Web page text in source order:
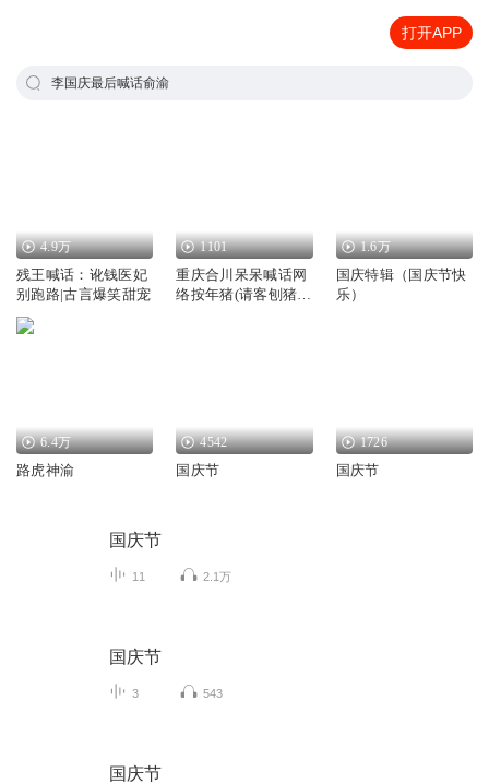
打开APP
李国庆最后喊话俞渝
4.9万
残王喊话：讹钱医妃
别跑路|古言爆笑甜宠
1101
重庆合川呆呆喊话网
络按年猪(请客刨猪
1.6万
国庆特辑（国庆节快
乐）
6.4万
路虎神渝
4542
国庆节
1726
国庆节
国庆节
11 2.1万
国庆节
3 543
国庆节